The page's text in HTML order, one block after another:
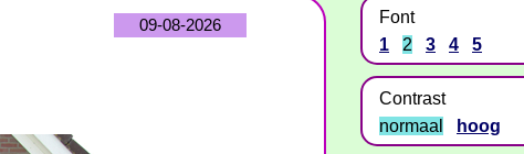
09-08-2026
Font
1
2 3 4 5
Contrast
normaal
hoog